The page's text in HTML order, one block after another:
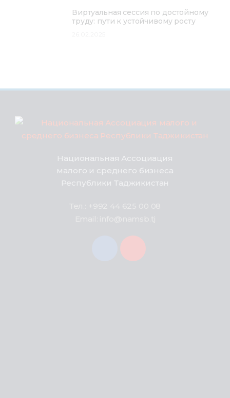
Виртуальная сессия по достойному
труду: пути к устойчивому росту
Национальная Ассоциация
малого и среднего бизнеса
Республики Таджикистан